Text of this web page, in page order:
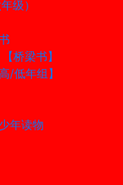
级）
桥梁书】
/低年组】
年读物